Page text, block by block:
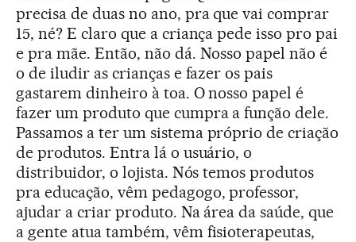
precisa de duas no ano, pra que vai comprar
15, né? E claro que a criança pede isso pro pai
e pra mãe. Então, não dá. Nosso papel não é
o de iludir as crianças e fazer os pais
gastarem dinheiro à toa. O nosso papel é
fazer um produto que cumpra a função dele.
Passamos a ter um sistema próprio de criação
de produtos. Entra lá o usuário, o
distribuidor, o lojista. Nós temos produtos
pra educação, vêm pedagogo, professor,
ajudar a criar produto. Na área da saúde, que
a gente atua também, vêm fisioterapeutas,